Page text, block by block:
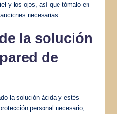
y los ojos, así que tómalo en
necesarias.
la solución
de
la solución ácida y estés
personal necesario,